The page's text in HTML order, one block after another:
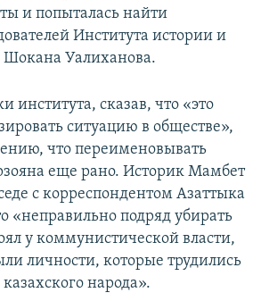
и попыталась найти
Института истории и
Уалиханова.
института, сказав, что «это
ситуацию в обществе»,
что переименовывать
еще рано. Историк Мамбет
с корреспондентом Азаттыка
«неправильно подряд убирать
у коммунистической власти,
личности, которые трудились
народа».